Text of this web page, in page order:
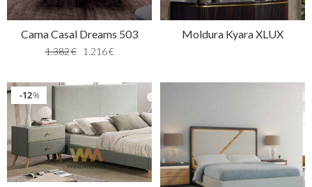
Cama Casal Dreams 503
1.382€ 1.216€
Moldura Kyara XLUX
%
12